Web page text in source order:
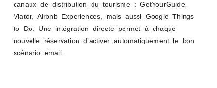
canaux de distribution du tourisme : GetYourGuide,
Viator, Airbnb Experiences, mais aussi Google Things
to Do. Une intégration directe permet à chaque
nouvelle réservation d’activer automatiquement le bon
scénario email.